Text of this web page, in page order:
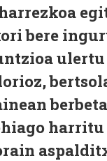
bere
harritu